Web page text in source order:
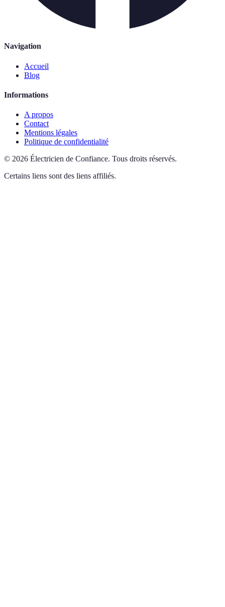
Navigation
Accueil
Blog
Informations
A propos
Contact
Mentions légales
Politique de confidentialité
© 2026 Électricien de Confiance. Tous droits réservés.
Certains liens sont des liens affiliés.